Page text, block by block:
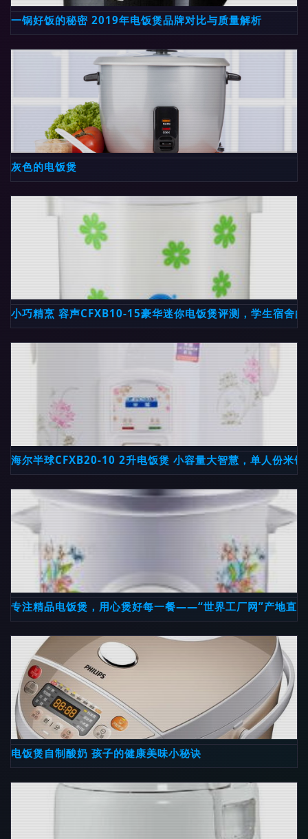
一锅好饭的秘密 2019年电饭煲品牌对比与质量解析
灰色的电饭煲
小巧精烹 容声CFXB10-15豪华迷你电饭煲评测，学生宿舍
海尔半球CFXB20-10 2升电饭煲 小容量大智慧，单人份米饭
专注精品电饭煲，用心煲好每一餐——“世界工厂网”产地直
电饭煲自制酸奶 孩子的健康美味小秘诀